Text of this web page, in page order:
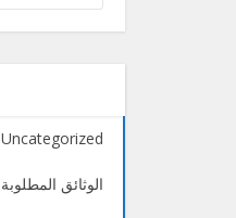
Uncategorized
الوثائق المطلوبة